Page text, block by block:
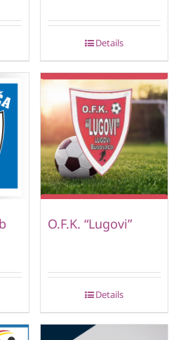
Details
O.F.K. “Lugovi”
Details